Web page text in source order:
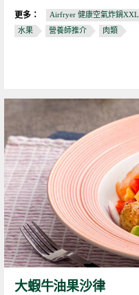
更多： Airfryer 健康空氣炸鍋XXL
水果
營養師推介 肉類
大蝦牛油果沙律